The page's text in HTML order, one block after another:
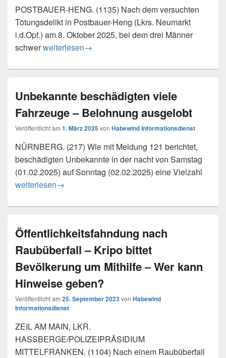
POSTBAUER-HENG. (1135) Nach dem versuchten
Tötungsdelikt in Postbauer-Heng (Lkrs. Neumarkt
i.d.Opf.) am 8. Oktober 2025, bei dem drei Männer
schwerVersuchtes Tötungsdelikt in Postbauer-Heng –
weiterlesen→
Unbekannte beschädigten viele
Fahrzeuge – Belohnung ausgelobt
Veröffentlicht am 1. März 2025von Habewind Informationsdienst
NÜRNBERG. (217) Wie mit Meldung 121 berichtet,
beschädigten Unbekannte in der nacht von Samstag
(01.02.2025) auf Sonntag (02.02.2025) eine Vielzahl
Unbekannte beschädigten viele Fahrzeuge – Belohnung
weiterlesen→
Öffentlichkeitsfahndung nach
Raubüberfall – Kripo bittet
Bevölkerung um Mithilfe – Wer kann
Hinweise geben?
Veröffentlicht am 25. September 2023von Habewind
Informationsdienst
ZEIL AM MAIN, LKR.
HASSBERGE/POLIZEIPRÄSIDIUM
MITTELFRANKEN. (1104) Nach einem Raubüberfall